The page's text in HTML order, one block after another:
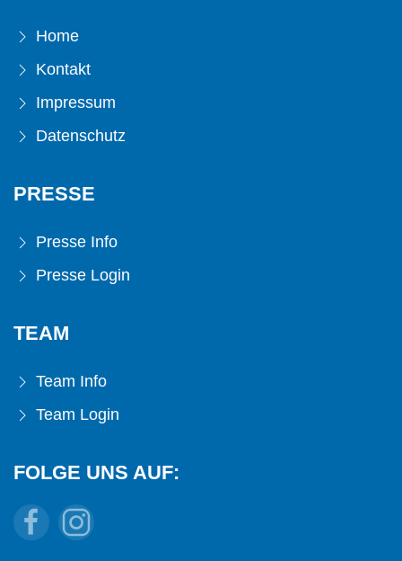
Home
Kontakt
Impressum
Datenschutz
PRESSE
Presse Info
Presse Login
TEAM
Team Info
Team Login
FOLGE UNS AUF: